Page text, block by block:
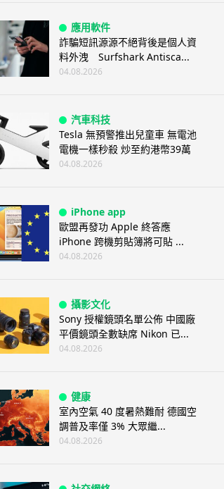
應用軟件
詐騙短訊源源不絕背後是個人資
料外洩 Surfshark Antisca...
04.08.2026
汽車科技
Tesla 無預警推出兒童車 無電池
電機一樣秒殺 炒至約港幣39萬
04.08.2026
iPhone app
歐盟再發功 Apple 終答應
iPhone 跨機剪貼簿將可貼 ...
04.08.2026
攝影文化
Sony 授權鏡頭名單公佈 中國廠
平價鏡頭全數缺席 Nikon 已...
04.08.2026
健康
室內空氣 40 度暑熱難耐 德國空
調普及率僅 3% 大眾繼...
04.08.2026